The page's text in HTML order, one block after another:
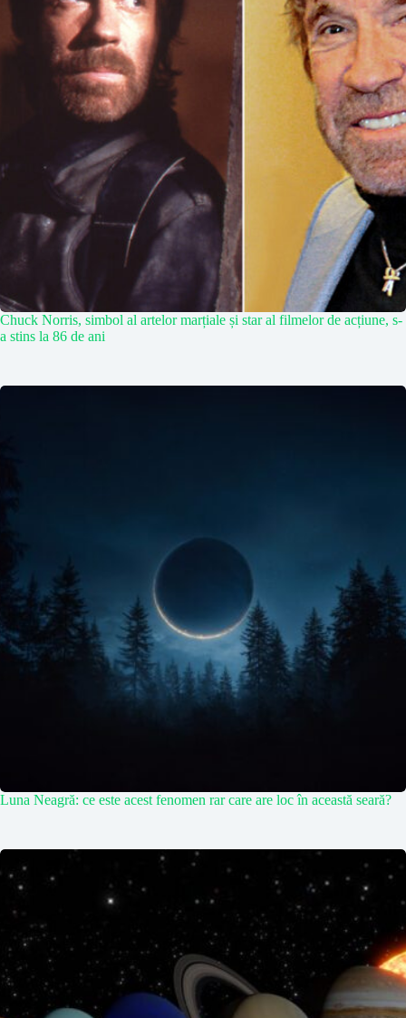
Chuck Norris, simbol al artelor marțiale și star al filmelor de acțiune, s-
a stins la 86 de ani
Luna Neagră: ce este acest fenomen rar care are loc în această seară?